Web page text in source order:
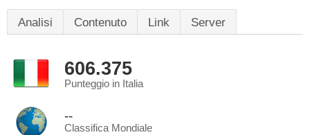
Analisi Contenuto Link Server
606.375
Punteggio in Italia
--
Classifica Mondiale